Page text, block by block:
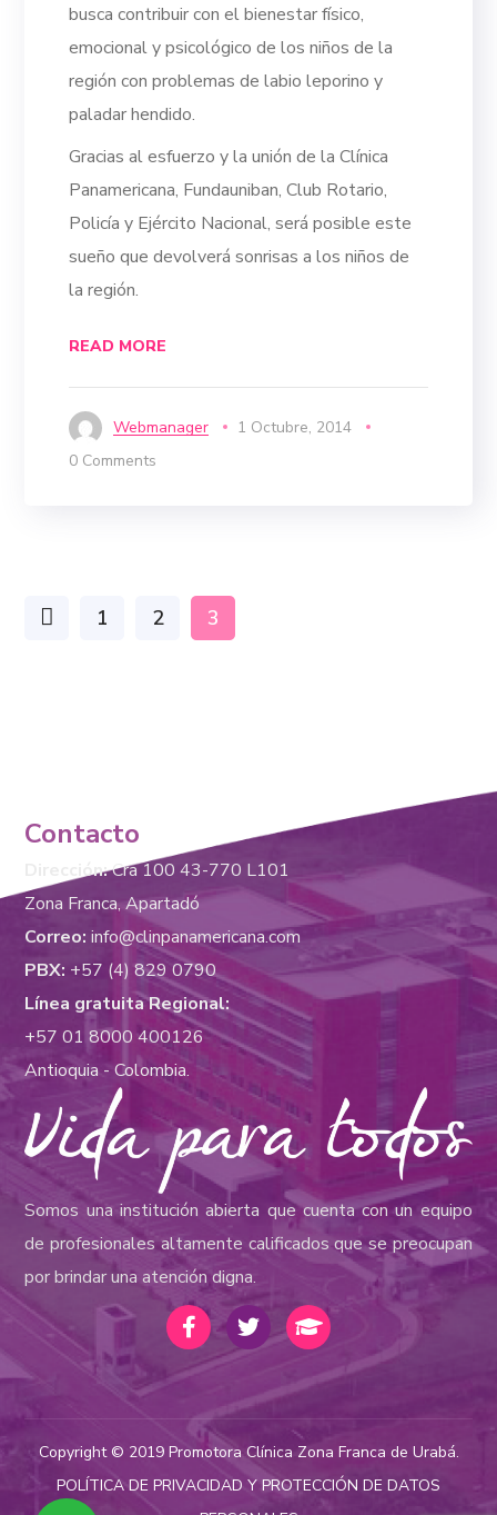
busca contribuir con el bienestar físico,
emocional y psicológico de los niños de la
región con problemas de labio leporino y
paladar hendido.
Gracias al esfuerzo y la unión de la Clínica
Panamericana, Fundauniban, Club Rotario,
Policía y Ejército Nacional, será posible este
sueño que devolverá sonrisas a los niños de
la región.
READ MORE
Webmanager
1 Octubre, 2014
0 Comments
1 2 3
Contacto
Dirección:Cra 100 43-770 L101
Zona Franca, Apartadó
Correo: info@clinpanamericana.com
PBX: +57 (4) 829 0790
Línea gratuita Regional:
+57 01 8000 400126
Antioquia - Colombia.
Somos una institución abierta que cuenta con un equipo
de profesionales altamente calificados que se preocupan
por brindar una atención digna.
Copyright © 2019 Promotora Clínica Zona Franca de Urabá.
POLÍTICA DE PRIVACIDAD Y PROTECCIÓN DE DATOS